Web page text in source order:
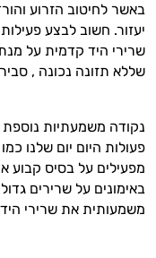
באשר לחיטוב הזרוע
יעזור. חשוב לבצע
שרירי היד קדמית על
שללא תזונה נכונה ,
נקודה משמעתיות
פעולות היום יום שלנו
מפעילים על בסיס קבוע
באימונים על שרירים
משמעותית את שרירי